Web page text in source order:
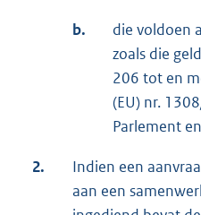
b.
die voldoen
zoals die
206 tot en
(EU) nr.
Parlement
2.
Indien een
aan een